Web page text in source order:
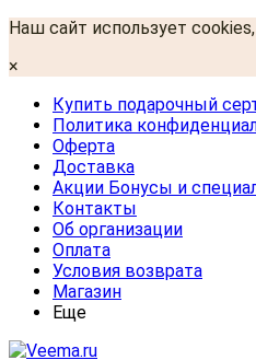
Наш сайт использует
×
Купить подарочный
Политика
Оферта
Доставка
Акции Бонусы и
Контакты
Об организации
Оплата
Условия возврата
Магазин
Еще